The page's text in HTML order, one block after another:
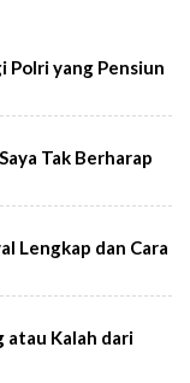
Polri yang Pensiun
Tak Berharap
Lengkap dan Cara
atau Kalah dari